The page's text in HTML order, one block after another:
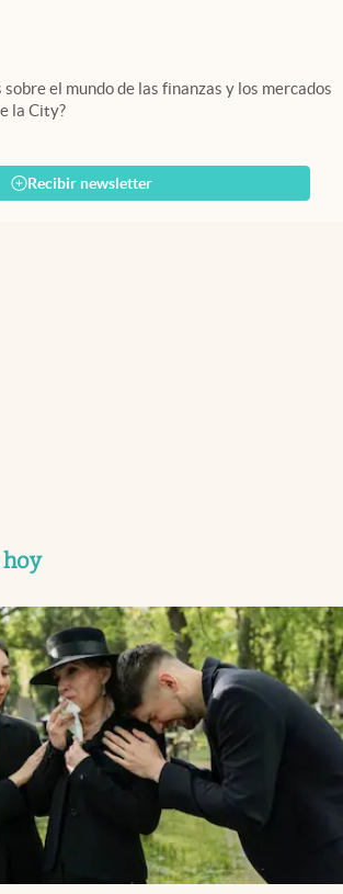
nueva pestaña
el mundo de las finanzas y los mercados
la City?
Recibir newsletter
hoy